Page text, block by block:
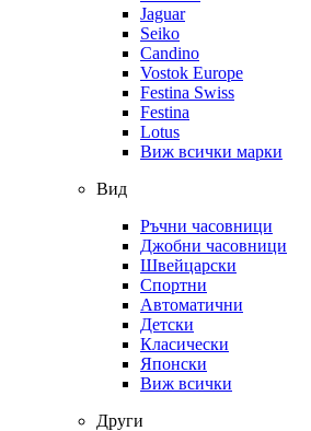
Jaguar
Seiko
Candino
Vostok Europe
Festina Swiss
Festina
Lotus
Виж всички марки
Вид
Ръчни часовници
Джобни часовници
Швейцарски
Спортни
Автоматични
Детски
Класически
Японски
Виж всички
Други